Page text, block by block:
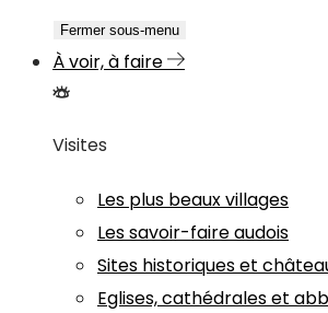
Fermer sous-menu
À voir, à faire
Visites
Les plus beaux villages
Les savoir-faire audois
Sites historiques et
Eglises, cathédrales et